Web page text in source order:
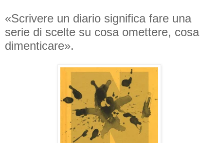
«Scrivere un diario significa fare una
serie di scelte su cosa omettere, cosa
dimenticare».